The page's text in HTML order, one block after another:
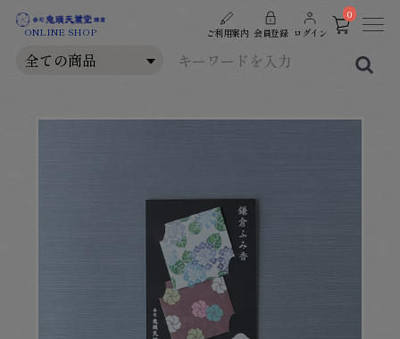
ONLINE SHOP ご利用案内 会員登録 ログイン
0